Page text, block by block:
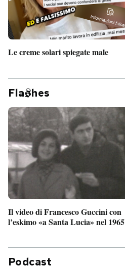
Le creme solari spiegate male
Fla hes
Il video di Francesco Guccini con
l’eskimo «a Santa Lucia» nel 1965
Podcast